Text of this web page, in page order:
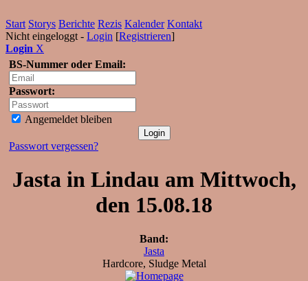
Start Storys Berichte Rezis Kalender Kontakt
Nicht eingeloggt - Login [Registrieren]
Login X
BS-Nummer oder Email:
Passwort:
Angemeldet bleiben
Passwort vergessen?
Jasta in Lindau am Mittwoch,
den 15.08.18
Band:
Jasta
Hardcore, Sludge Metal